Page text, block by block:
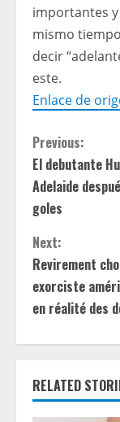
importantes
mismo
decir
este.
Enlace de
C
o
n
t
i
n
u
e
Previous:
El debutante
Adelaide
goles
Next:
Revirement
exorciste
en réalité des
RELATED